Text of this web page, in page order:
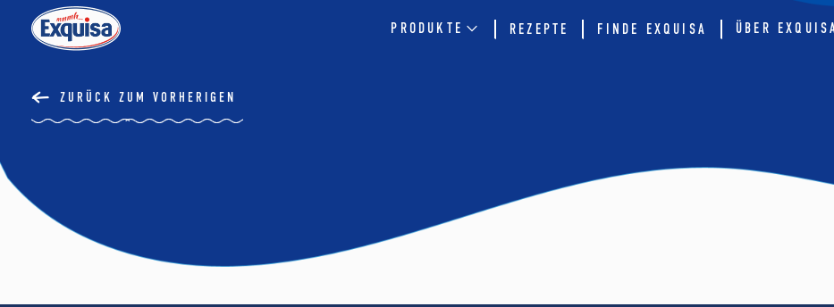
PRODUKTE REZEPTE FINDE EXQUISA ÜBER
ZURÜCK ZUM VORHERIGEN